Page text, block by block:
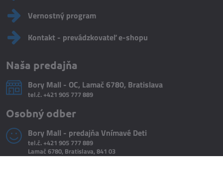
Vernostný program
Kontakt - prevádzkovateľ e-shopu
Naša predajňa
Bory Mall - OC, Lamač 6780, Bratislava
tel.č.+421 905 777 889
Osobný odber
Bory Mall - predajňa Vnímavé Deti
tel.č.+421 905 777 889
Lamač 6780, Bratislava, 841 03